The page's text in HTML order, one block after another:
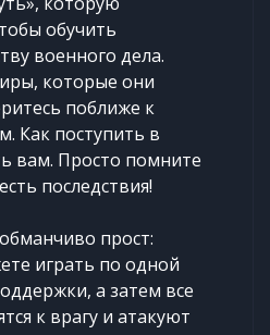
обучить
военного дела.
которые они
поближе к
Как поступить в
вам. Просто помните
последствия!
прост:
играть по одной
а затем все
к врагу и атакуют